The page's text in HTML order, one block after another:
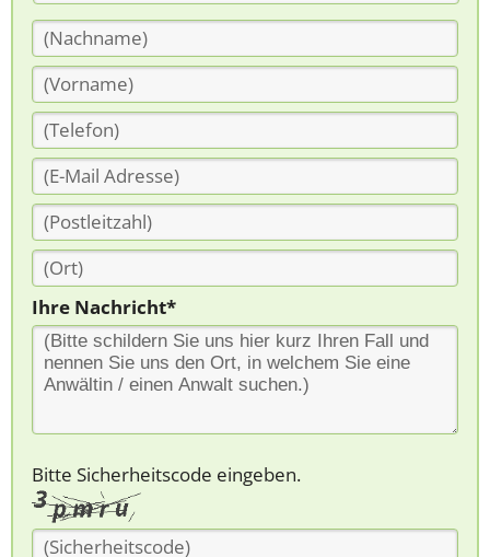
Ihre Nachricht*
Bitte Sicherheitscode eingeben.